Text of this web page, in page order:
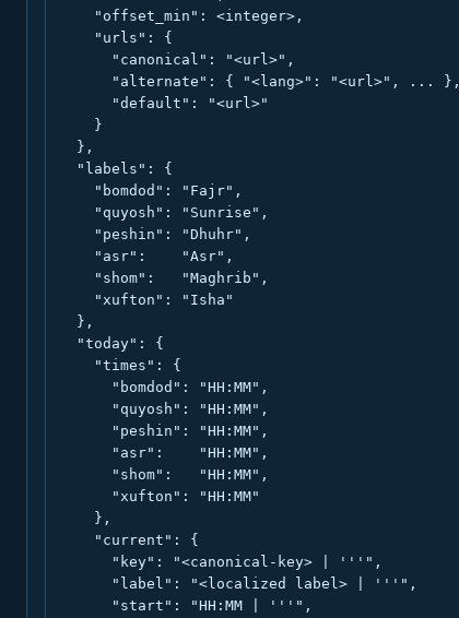
    "offset_min": <integer>,
    "urls": {
      "canonical": "<url>",
      "alternate": { "<lang>": "<url>", ... },
      "default": "<url>"
    }
  },
  "labels": {
    "bomdod": "Fajr",
    "quyosh": "Sunrise",
    "peshin": "Dhuhr",
    "asr":    "Asr",
    "shom":   "Maghrib",
    "xufton": "Isha"
  },
  "today": {
    "times": {
      "bomdod": "HH:MM",
      "quyosh": "HH:MM",
      "peshin": "HH:MM",
      "asr":    "HH:MM",
      "shom":   "HH:MM",
      "xufton": "HH:MM"
    },
    "current": {
      "key": "<canonical-key> | '''",
      "label": "<localized label> | '''",
      "start": "HH:MM | '''",